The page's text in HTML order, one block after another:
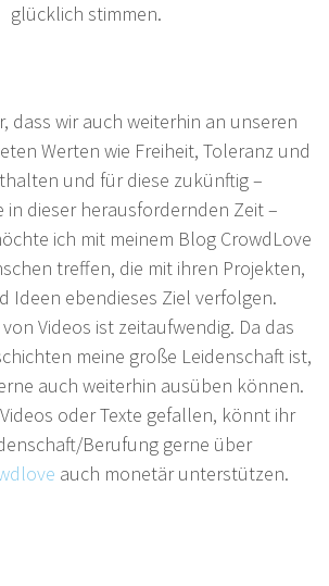
glücklich stimmen.
dass wir auch weiterhin an unseren
Werten wie Freiheit, Toleranz und
und für diese zukünftig –
in dieser herausfordernden Zeit –
ich mit meinem Blog CrowdLove
treffen, die mit ihren Projekten,
Ideen ebendieses Ziel verfolgen.
Videos ist zeitaufwendig. Da das
meine große Leidenschaft ist,
auch weiterhin ausüben können.
oder Texte gefallen, könnt ihr
Berufung gerne über
auch monetär unterstützen.